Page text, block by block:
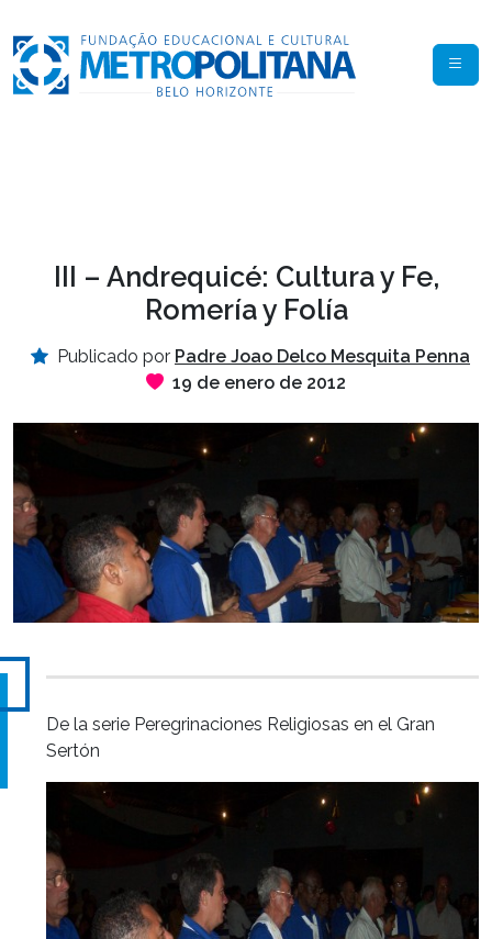
III – Andrequicé: Cultura y Fe,
Romería y Folía
Publicado por Padre Joao Delco Mesquita Penna
19 de enero de 2012
De la serie Peregrinaciones Religiosas en el Gran
Sertón